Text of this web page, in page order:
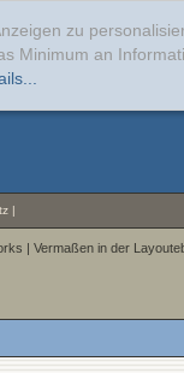
zu
Minimum an
|
| Vermaßen in der